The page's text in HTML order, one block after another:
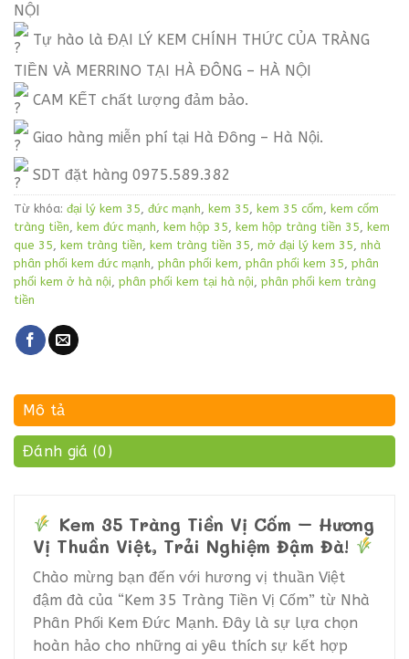
NỘI
Tự hào là ĐẠI LÝ KEM CHÍNH THỨC CỦA TRÀNG
TIỀN VÀ MERRINO TẠI HÀ ĐÔNG – HÀ NỘI
CAM KẾT chất lượng đảm bảo.
Giao hàng miễn phí tại Hà Đông – Hà Nội.
SDT đặt hàng 0975.589.382
Từ khóa: đại lý kem 35 đức mạnh kem 35 kem 35 cốm kem cốm
tràng tiền kem đức mạnh kem hộp 35 kem hộp tràng tiền 35 kem
que 35 kem tràng tiền kem tràng tiền 35 mở đại lý kem 35 nhà
phân phối kem đức mạnh phân phối kem phân phối kem 35 phân
phối kem ở hà nội phân phối kem tại hà nội phân phối kem tràng
tiền
Mô tả
Đánh giá (0)
Kem 35 Tràng Tiền Vị Cốm – Hương
Vị Thuần Việt, Trải Nghiệm Đậm Đà!
Chào mừng bạn đến với hương vị thuần Việt
đậm đà của “Kem 35 Tràng Tiền Vị Cốm” từ Nhà
Phân Phối Kem Đức Mạnh. Đây là sự lựa chọn
hoàn hảo cho những ai yêu thích sự kết hợp